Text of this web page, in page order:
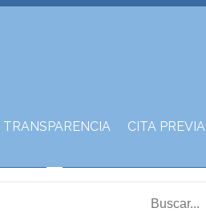
TRANSPARENCIA CITA PREVIA